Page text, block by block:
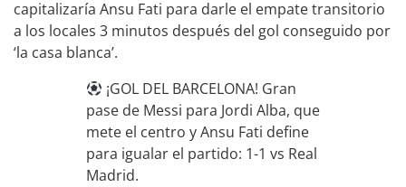
capitalizaría Ansu Fati para darle el empate transitorio
a los locales 3 minutos después del gol conseguido por
‘la casa blanca’.
¡GOL DEL BARCELONA! Gran
pase de Messi para Jordi Alba, que
mete el centro y Ansu Fati define
para igualar el partido: 1-1 vs Real
Madrid.